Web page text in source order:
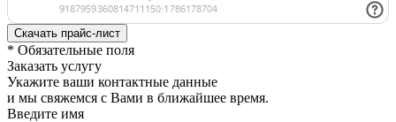
* Обязательные поля
Заказать услугу
Укажите ваши контактные данные
и мы свяжемся с Вами в ближайшее время.
Введите имя